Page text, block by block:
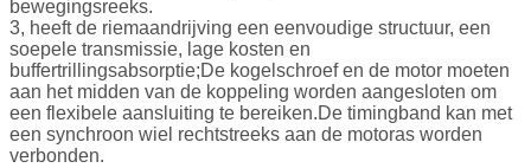
bewegingsreeks.
3, heeft de riemaandrijving een eenvoudige structuur, een
soepele transmissie, lage kosten en
buffertrillingsabsorptie;De kogelschroef en de motor moeten
aan het midden van de koppeling worden aangesloten om
een flexibele aansluiting te bereiken.De timingband kan met
een synchroon wiel rechtstreeks aan de motoras worden
verbonden.